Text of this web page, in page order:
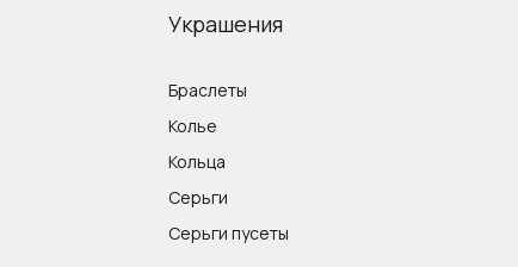
Украшения
Браслеты
Колье
Кольца
Серьги
Серьги пусеты